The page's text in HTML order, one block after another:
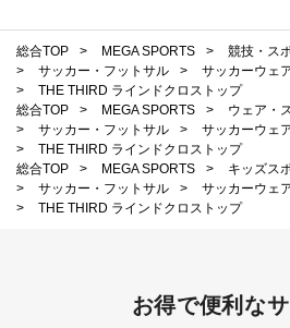
総合TOP > MEGA SPORTS >
競技・ス
>
サッカー・フットサル > サッカーウェ
>
THE THIRD ラインドクロストップ
総合TOP
> MEGA SPORTS >
ウェア・
>
サッカー・フットサル > サッカーウェ
>
THE THIRD ラインドクロストップ
総合TOP
> MEGA SPORTS >
キッズス
>
サッカー・フットサル > サッカーウェ
>
THE THIRD ラインドクロストップ
お得で便利な